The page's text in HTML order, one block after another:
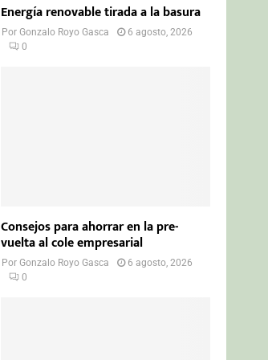
Energía renovable tirada a la basura
PorGonzalo Royo Gasca
6 agosto, 2026
0
Consejos para ahorrar en la pre-
vuelta al cole empresarial
PorGonzalo Royo Gasca
6 agosto, 2026
0